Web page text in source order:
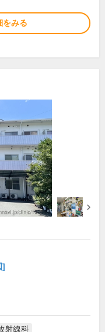
をみる
]
射線科